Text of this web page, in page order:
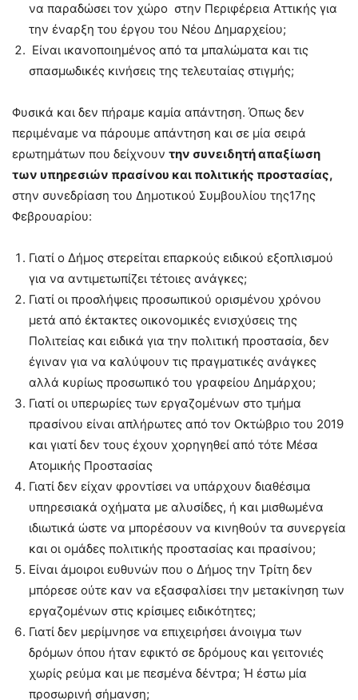
να παραδώσει τον χώρο στην Περιφέρεια Αττικής για
την έναρξη του έργου του Νέου Δημαρχείου;
Είναι ικανοποιημένος από τα μπαλώματα και τις
σπασμωδικές κινήσεις της τελευταίας στιγμής;
Φυσικά και δεν πήραμε καμία απάντηση. Όπως δεν
περιμέναμε να πάρουμε απάντηση και σε μία σειρά
ερωτημάτων που δείχνουν την συνειδητή απαξίωση
των υπηρεσιών πρασίνου και πολιτικής προστασίας,
στην συνεδρίαση του Δημοτικού Συμβουλίου της17ης
Φεβρουαρίου:
Γιατί ο Δήμος στερείται επαρκούς ειδικού εξοπλισμού
για να αντιμετωπίζει τέτοιες ανάγκες;
Γιατί οι προσλήψεις προσωπικού ορισμένου χρόνου
μετά από έκτακτες οικονομικές ενισχύσεις της
Πολιτείας και ειδικά για την πολιτική προστασία, δεν
έγιναν για να καλύψουν τις πραγματικές ανάγκες
αλλά κυρίως προσωπικό του γραφείου Δημάρχου;
Γιατί οι υπερωρίες των εργαζομένων στο τμήμα
πρασίνου είναι απλήρωτες από τον Οκτώβριο του 2019
και γιατί δεν τους έχουν χορηγηθεί από τότε Μέσα
Ατομικής Προστασίας
Γιατί δεν είχαν φροντίσει να υπάρχουν διαθέσιμα
υπηρεσιακά οχήματα με αλυσίδες, ή και μισθωμένα
ιδιωτικά ώστε να μπορέσουν να κινηθούν τα συνεργεία
και οι ομάδες πολιτικής προστασίας και πρασίνου;
Είναι άμοιροι ευθυνών που ο Δήμος την Τρίτη δεν
μπόρεσε ούτε καν να εξασφαλίσει την μετακίνηση των
εργαζομένων στις κρίσιμες ειδικότητες;
Γιατί δεν μερίμνησε να επιχειρήσει άνοιγμα των
δρόμων όπου ήταν εφικτό σε δρόμους και γειτονιές
χωρίς ρεύμα και με πεσμένα δέντρα; Ή έστω μία
προσωρινή σήμανση;